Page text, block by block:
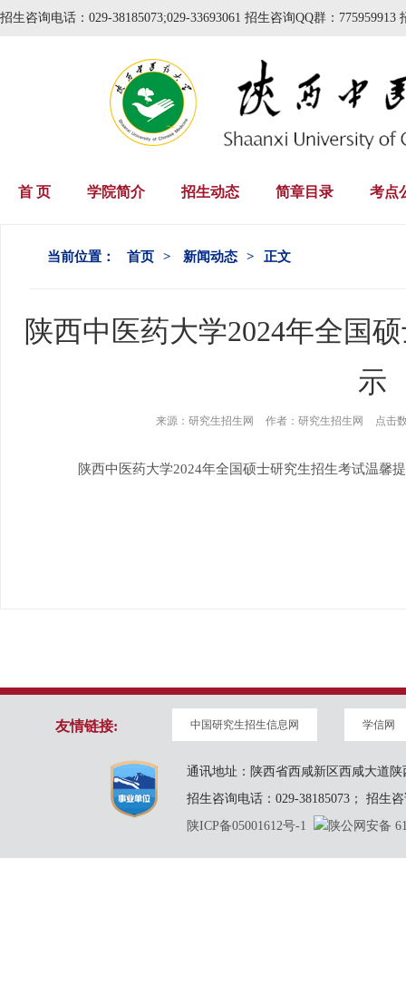
招生咨询电话：029-38185073;029-33693061 招生咨询QQ群：775959913
首 页 学院简介 招生动态 简章目录 考点
当前位置： 首页 > 新闻动态 > 正文
陕西中医药大学2024年全国
示
来源： 研究生招生网 作者： 研究生招生网 点击
陕西中医药大学2024年全国硕士研究生招生考试温馨
友情链接: 中国研究生招生信息网 学信网
通讯地址：陕西省西咸新区西咸大道
招生咨询电话：029-38185073； 招生
陕ICP备05001612号-1
陕公网安备